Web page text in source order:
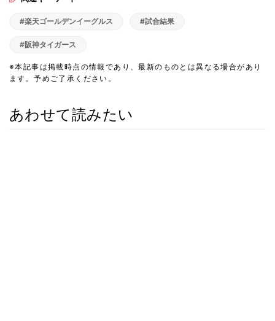
#楽天ゴールデンイーグルス #試合結果
#阪神タイガース
※本記事は掲載時点の情報であり、最新のものとは異なる場合があり
ます。予めご了承ください。
あわせて読みたい